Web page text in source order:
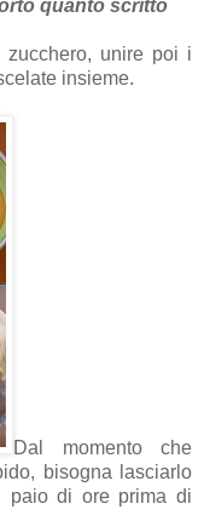
quanto scritto
zucchero, unire poi i
insieme.
Dal momento che
bisogna lasciarlo
paio di ore prima di